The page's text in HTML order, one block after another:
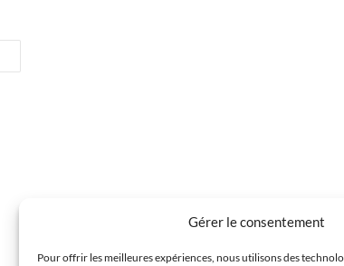
Gérer le consentement
Pour offrir les meilleures expériences, nous utilisons des